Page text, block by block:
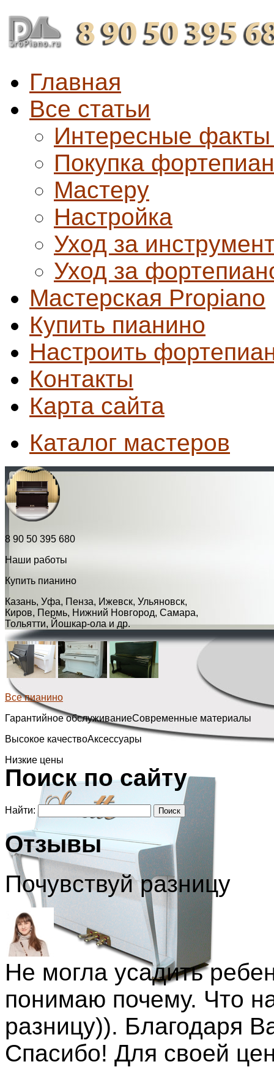
Главная
Все статьи
Интересные
Покупка
Мастеру
Настройка
Уход за
Уход за
Мастерская Propiano
Купить пианино
Настроить
Контакты
Карта сайта
Каталог мастеров
8 90 50 395 680
Наши работы
Купить пианино
Казань, Уфа, Пенза, Ижевск, Ульяновск,
Киров, Пермь, Нижний Новгород, Самара,
Тольятти, Йошкар-ола и др.
Все пианино
Гарантийное обслуживаниеСовременные материалы
Высокое качествоАксессуары
Низкие цены
Поиск по сайту
Найти:
Отзывы
Почувствуй разницу
Не могла усадить
понимаю почему. Что
разницу)). Благодаря
Спасибо! Для своей